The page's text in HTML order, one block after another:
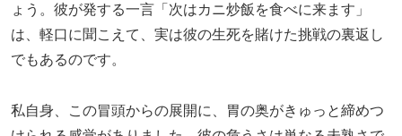
ょう。彼が発する一言「次はカニ炒飯を食べに来ます」
は、軽口に聞こえて、実は彼の生死を賭けた挑戦の裏返し
でもあるのです。
私自身、この冒頭からの展開に、胃の奥がきゅっと締めつ